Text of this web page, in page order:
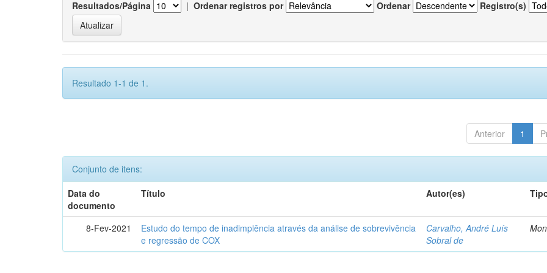
Resultados/Página | Ordenar registros por Ordenar Registro(s)
Resultado 1-1 de 1.
Anterior 1
Conjunto de itens:
Data do
documento
Título Autor(es)
8-Fev-2021
Estudo do tempo de inadimplência através da análise de sobrevivência
e regressão de COX
Carvalho, André Luís
Sobral de